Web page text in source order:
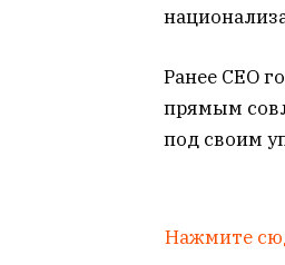
Ранее СЕО
прямым
под своим
Нажмите